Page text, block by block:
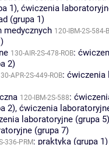
1), ćwiczenia
(grupa 1)
medycznych 120-IBM-2S-584-
130-AIR-2S-478-ROB:
2)
APR-2S-449-ROB: ćwiczenia
120-IBM-2S-588:
2), ćwiczenia
laboratoryjne (grupa 5)
(grupa 7)
336-PRM: praktyka (grupa 1)